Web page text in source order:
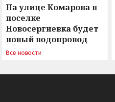
На улице Комарова в
поселке
Новосергиевка будет
новый водопровод
Все новости